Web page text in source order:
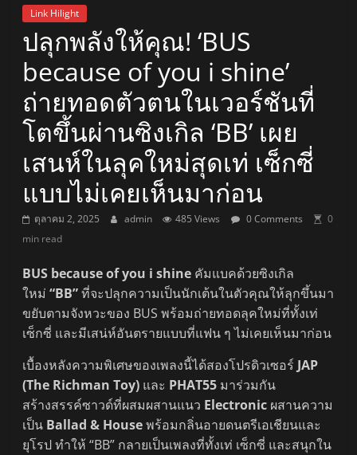
FM
ลพบุรี
Link Hilight
ปลุกพลังให้คุณ! ‘BUS
because of you i shine’
ถ่ายทอดตัวตนในเวอร์ชันที่
โตขึ้นผ่านซิงเกิล ‘BB’ เผย
เสนห์ในลุคใหม่สุดเท่ เซ็กซี่
แบบไม่เคยเห็นมาก่อน
ตุลาคม 2, 2025 admin 485 Views 0 Comments
0
min read
BUS because of you i shine คัมแบคด้วยซิงเกิล
ใหม่“BB”ที่จะปลุกความเป็นนักเต้นในตัวคุณให้ลุกขึ้นมา
ขยับตามจังหวะของ BUS พร้อมถ่ายทอดลุคใหม่ที่ทั้งเท่
เซ็กซี่ และมีเสน่ห์อันตรายแบบที่แฟน ๆ ไม่เคยเห็นมาก่อน
เบื้องหลังความพิเศษของเพลงนี้ได้สองโปรดิวเซอร์JAP
(The Richman Toy) และ PHAT55 มาร่วมกัน
สร้างสรรค์ซาวด์ที่ผสมผสานแนว Electronic ผสานความ
เป็น Ballad & Houseพร้อมกลิ่นอายดนตรีเอเชียนและ
ยุโรป ทำให้ “BB” กลายเป็นเพลงที่ทั้งเท่ เซ็กซี่ และสนุกใน